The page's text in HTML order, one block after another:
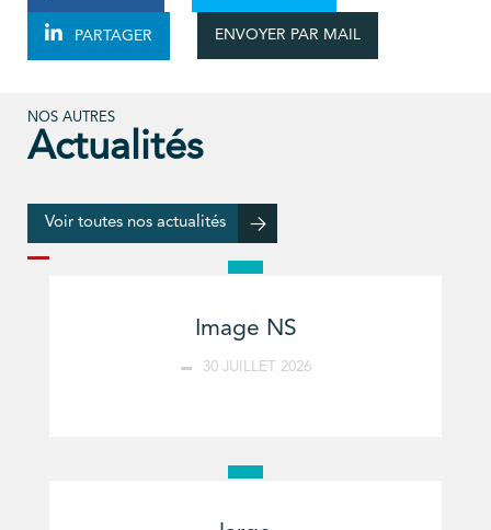
PARTAGER ENVOYER PAR MAIL
NOS AUTRES
Actualités
Voir toutes nos actualités
Image NS
30 JUILLET 2026